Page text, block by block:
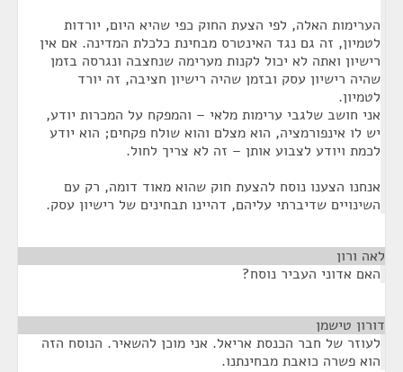
הערימות האלה, לפי הצעת החוק כפי שהיא היום, יורדות
לטמיון, זה גם נגד האינטרס מבחינת כלכלת המדינה. אם אין
רישיון ואתה לא יכול לקנות מערימה שנחצבה ונגרסה בזמן
שהיה רישיון עסק ובזמן שהיה רישיון חציבה, זה יורד
לטמיון.
אני חושב שלגבי ערימות מלאי – והמפקח על המכרות יודע,
יש לו אינפורמציה, הוא מצלם והוא שולח פקחים; הוא יודע
לכמת ויודע לצבוע אותן – זה לא צריך לחול.
אנחנו הצענו נוסח להצעת חוק שהוא מאוד דומה, רק עם
השינויים שדיברתי עליהם, דהיינו תבחינים של רישיון עסק.
לאה ורון
האם אדוני העביר נוסח?
דורון טישמן
לעוזר של חבר הכנסת אריאל. אני מוכן להשאיר. הנוסח הזה
הוא פשרה כואבת מבחינתנו.